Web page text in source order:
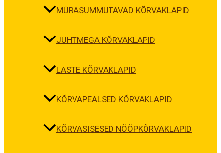
MÜRASUMMUTAVAD KÕRVAKLAPID
JUHTMEGA KÕRVAKLAPID
LASTE KÕRVAKLAPID
KÕRVAPEALSED KÕRVAKLAPID
KÕRVASISESED NÖÖPKÕRVAKLAPID